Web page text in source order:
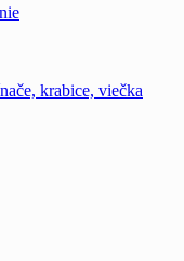
krabice, viečka